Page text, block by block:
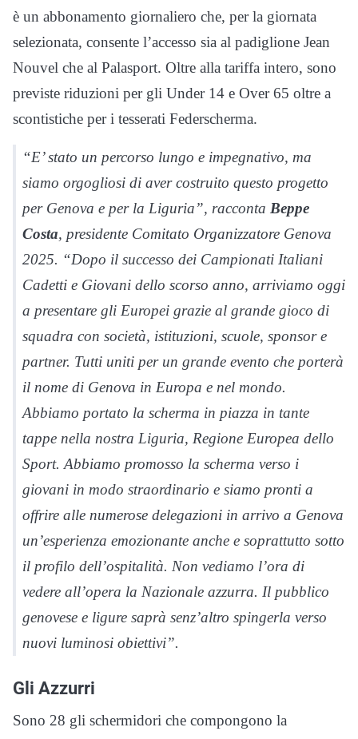
è un abbonamento giornaliero che, per la giornata
selezionata, consente l’accesso sia al padiglione Jean
Nouvel che al Palasport. Oltre alla tariffa intero, sono
previste riduzioni per gli Under 14 e Over 65 oltre a
scontistiche per i tesserati Federscherma.
“E’ stato un percorso lungo e impegnativo, ma
siamo orgogliosi di aver costruito questo progetto
per Genova e per la Liguria”, racconta Beppe
Costa, presidente Comitato Organizzatore Genova
2025. “Dopo il successo dei Campionati Italiani
Cadetti e Giovani dello scorso anno, arriviamo oggi
a presentare gli Europei grazie al grande gioco di
squadra con società, istituzioni, scuole, sponsor e
partner. Tutti uniti per un grande evento che porterà
il nome di Genova in Europa e nel mondo.
Abbiamo portato la scherma in piazza in tante
tappe nella nostra Liguria, Regione Europea dello
Sport. Abbiamo promosso la scherma verso i
giovani in modo straordinario e siamo pronti a
offrire alle numerose delegazioni in arrivo a Genova
un’esperienza emozionante anche e soprattutto sotto
il profilo dell’ospitalità. Non vediamo l’ora di
vedere all’opera la Nazionale azzurra. Il pubblico
genovese e ligure saprà senz’altro spingerla verso
nuovi luminosi obiettivi”.
Gli Azzurri
Sono 28 gli schermidori che compongono la